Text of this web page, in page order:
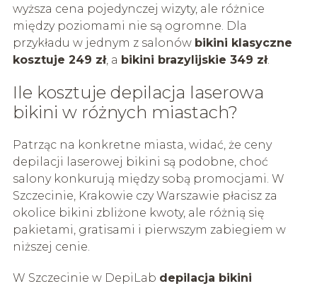
wyższa cena pojedynczej wizyty, ale różnice
między poziomami nie są ogromne. Dla
przykładu w jednym z salonów bikini klasyczne
kosztuje 249 zł, a bikini brazylijskie 349 zł.
Ile kosztuje depilacja laserowa
bikini w różnych miastach?
Patrząc na konkretne miasta, widać, że ceny
depilacji laserowej bikini są podobne, choć
salony konkurują między sobą promocjami. W
Szczecinie, Krakowie czy Warszawie płacisz za
okolice bikini zbliżone kwoty, ale różnią się
pakietami, gratisami i pierwszym zabiegiem w
niższej cenie.
W Szczecinie w DepiLab depilacja bikini